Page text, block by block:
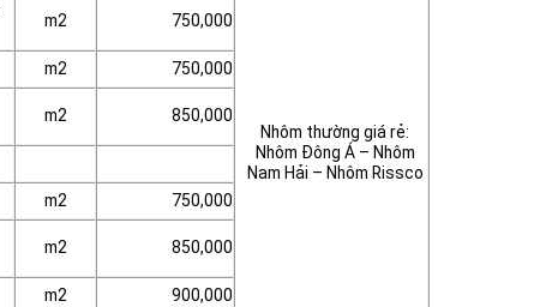
Nhôm thường giá rẻ:
Nhôm Đông Á – Nhôm
Nam Hải – Nhôm Rissco
m2 750,000
m2
750,000
m2 850,000
m2
750,000
m2 850,000
m2
900,000